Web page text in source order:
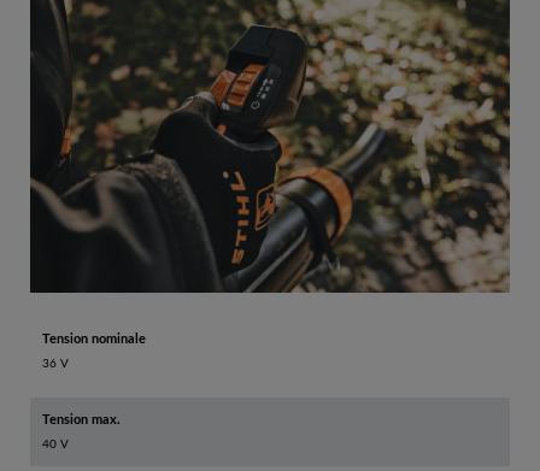
Tension nominale
36 V
Tension max.
40 V